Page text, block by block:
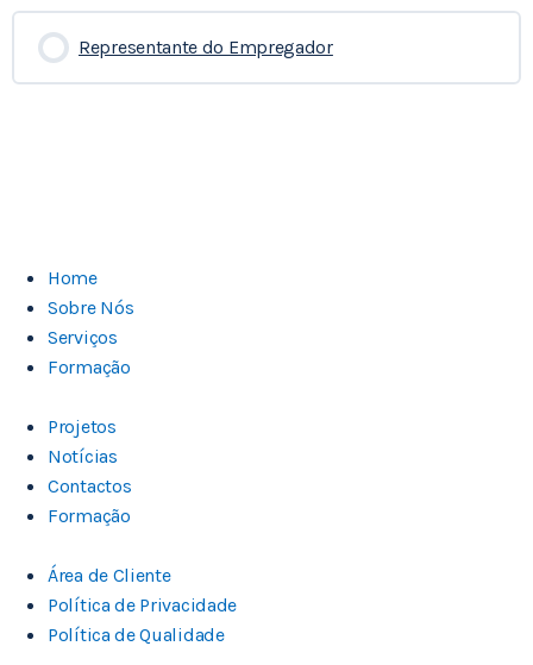
Representante do Empregador
0% COMPLETADO 0/0 Etapas
Home
Sobre Nós
Serviços
Formação
Projetos
Notícias
Contactos
Formação
Área de Cliente
Política de Privacidade
Política de Qualidade